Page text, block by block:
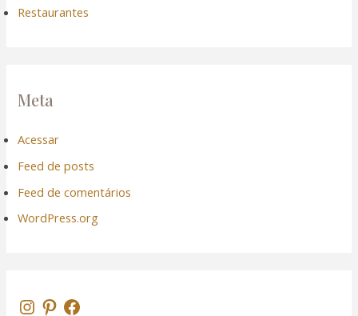
Restaurantes
Meta
Acessar
Feed de posts
Feed de comentários
WordPress.org